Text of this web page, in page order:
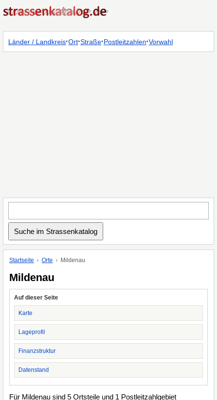
Länder / Landkreis·Ort·Straße·Postleitzahlen·Vorwahl
Startseite Orte Mildenau
Mildenau
Auf dieser Seite
Karte
Lageprofil
Finanzstruktur
Datenstand
Für Mildenau sind 5 Ortsteile und 1 Postleitzahlgebiet